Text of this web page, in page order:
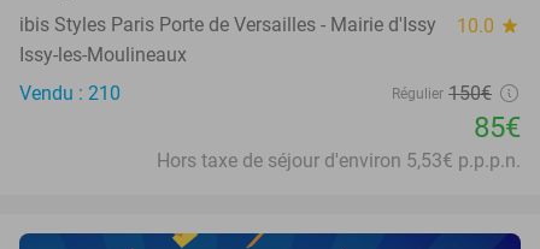
ibis Styles Paris Porte de Versailles - Mairie d'Issy 10.0 star
Issy-les-Moulineaux
Vendu : 210
Régulier 150€
85€
Hors taxe de séjour d'environ 5,53€ p.p.p.n.